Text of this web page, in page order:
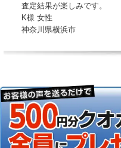
査定結果が楽しみです。
K様 女性
神奈川県横浜市